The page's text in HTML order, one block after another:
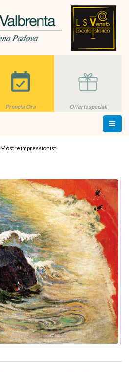
Offerte speciali
Prenota Ora
Mostre impressionisti